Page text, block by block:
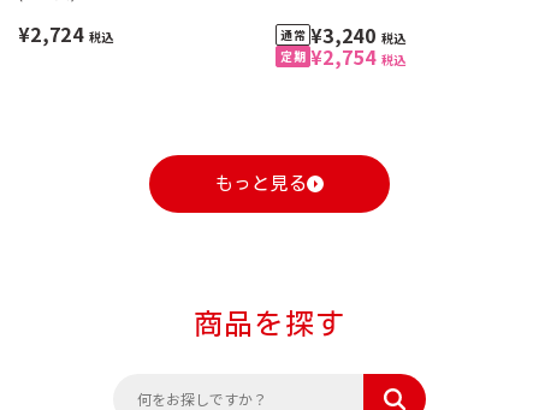
¥2,724 税込
¥2,754 税込
¥3,240 税込
もっと見る
商品を探す